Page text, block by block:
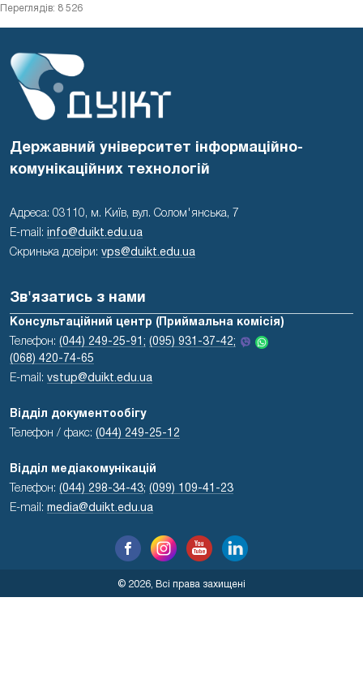
Переглядів: 8 526
Державний університет інформаційно-
комунікаційних технологій
Адреса: 03110, м. Київ, вул. Солом'янська, 7
E-mail:
info@duikt.edu.ua
Скринька довіри: vps@duikt.edu.ua
Зв'язатись з нами
Консультаційний центр (Приймальна комісія)
Телефон: (044) 249-25-91; (095) 931-37-42;
(068) 420-74-65
E-mail: vstup@duikt.edu.ua
Відділ документообігу
Телефон / факс: (044) 249-25-12
Відділ медіакомунікацій
Телефон: (044) 298-34-43; (099) 109-41-23
E-mail: media@duikt.edu.ua
© 2026, Всі права захищені